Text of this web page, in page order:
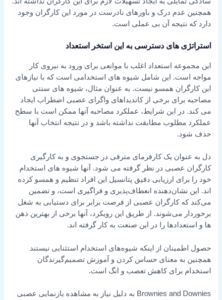
همچنین عدم درک و باورهای نادرست در مورد این کارگران وجود
دارد که نتیجه آن بی عملی است.
استراتژی های دسترسی به این استخر استعداد
این مجموعه استعداد اغلب با موانعی برای ورود به نیروی کار
مواجه است. این شامل شیوه های استخدامی است که با نیازهای
این کارگران همسو نیست. به عنوان مثال، شیوه های سنتی
مصاحبه برای برخی از کاندیداهای واگرای عصبی اضطراب ایجاد
می کند. در این شرایط، عملکرد مصاحبه آنها ممکن است با سطح
عملکرد مطلوب مطابقت نداشته باشد و در نتیجه انتخاب آنها
حذف شود.
دل به عنوان یک کارفرمای مترقی در جستجوی و به کارگیری
کارگران عصبی در نظر گرفته می شود. آنها شیوه های استخدام
خود را برای ارزیابی دقیق پتانسیل این افراد تنظیم و همسو کرده
اند. این نشان‌دهنده انعطاف‌پذیری و فراگیری است، و تضمین
می‌کند که کارگران عصبی از فرصت برابر برای دستیابی به شغل
برخوردار می‌شوند. از طریق این رویکرد، آنها برخی از بهترین ذهن
ها و استعدادها را در این صنعت به کار گرفته اند.
حصول اطمینان از اینکه شیوه‌های استخدام استثنایی نیستند
همچنین به معنای حساس کردن و آموزش تصمیم‌گیرندگان
استخدام برای کاهش تعصب و انگ است.
Brownies and Downies به دلیل نیاز به مشاهده بازنمایی عصبی